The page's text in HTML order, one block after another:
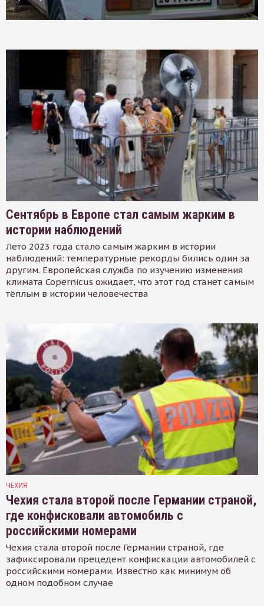
Сентябрь в Европе стал самым жарким в
истории наблюдений
Лето 2023 года стало самым жарким в истории
наблюдений: температурные рекорды бились один за
другим. Европейская служба по изучению изменения
климата Copernicus ожидает, что этот год станет самым
тёплым в истории человечества
ЧЕХИЯ
Чехия стала второй после Германии страной,
где конфисковали автомобиль с
российскими номерами
Чехия стала второй после Германии страной, где
зафиксировали прецедент конфискации автомобилей с
российскими номерами. Известно как минимум об
одном подобном случае